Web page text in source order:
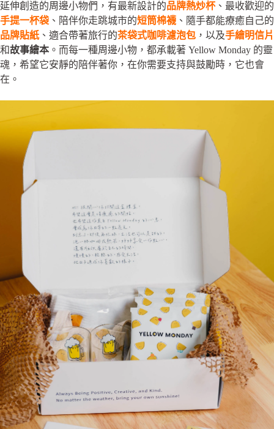
延伸創造的周邊小物們，有最新設計的品牌熱炒杯、最收歡迎的
手提一杯袋 、陪伴你走跳城市的短筒棉襪 、隨手都能療癒自己的
品牌貼紙、適合帶著旅行的茶袋式咖啡濾泡包 ，以及手繪明信片
和故事繪本 。而每一種周邊小物，都承載著 Yellow Monday 的靈
魂，希望它安靜的陪伴著你，在你需要支持與鼓勵時，它也會
在。